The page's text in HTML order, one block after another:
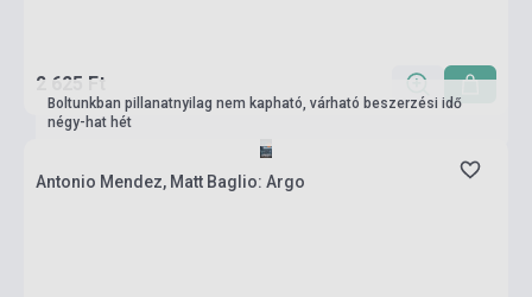
2 625 Ft
Boltunkban pillanatnyilag nem kapható, várható beszerzési idő
négy-hat hét
Antonio Mendez, Matt Baglio: Argo